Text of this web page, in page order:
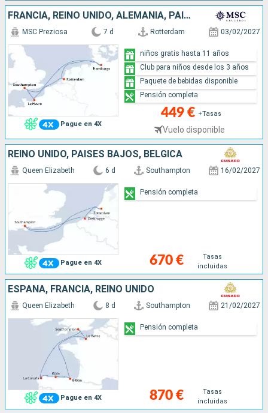
FRANCIA, REINO UNIDO, ALEMANIA, PAISES BAJOS
Pague en 4X
MSC Preziosa 7 d Rotterdam 03/02/2027
449 € +Tasas
Vuelo disponible
niños gratis hasta 11 años
Club para niños desde los 3 años
Paquete de bebidas disponible
Pensión completa
REINO UNIDO, PAISES BAJOS, BÉLGICA
Pague en 4X
Queen Elizabeth 6 d Southampton 16/02/2027
670 €
Tasas
incluidas
Pensión completa
ESPAÑA, FRANCIA, REINO UNIDO
Pague en 4X
Queen Elizabeth 8 d Southampton 21/02/2027
870 €
Tasas
incluidas
Pensión completa